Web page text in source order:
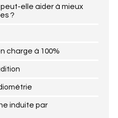
elle aider à mieux
?
charge à 100%
induite par